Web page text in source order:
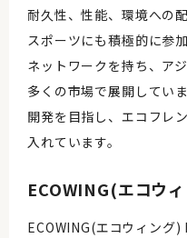
耐久性、性能、環境への
スポーツにも積極的に参
ネットワークを持ち、ア
多くの市場で展開してい
開発を目指し、エコフレ
入れています。
ECOWING(エコウ
ECOWING(エコウィング